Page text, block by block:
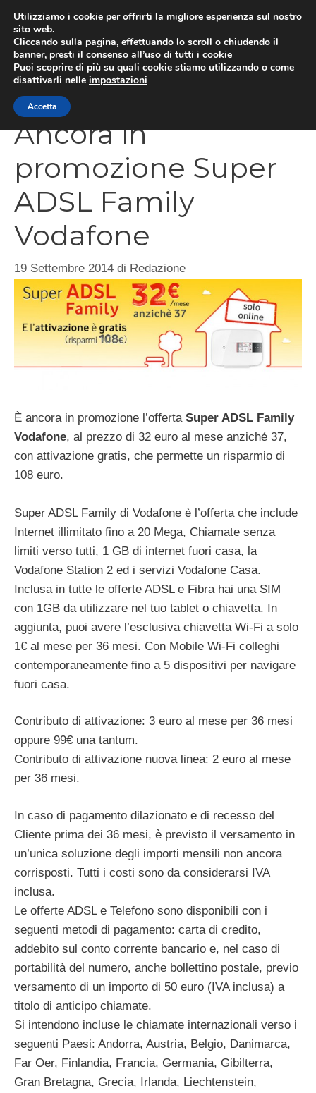
contenuto
Ancora in
promozione Super
ADSL Family
Vodafone
19 Settembre 2014 di Redazione
È ancora in promozione l’offerta Super ADSL Family
Vodafone, al prezzo di 32 euro al mese anziché 37,
con attivazione gratis, che permette un risparmio di
108 euro.
Super ADSL Family di Vodafone è l’offerta che include
Internet illimitato fino a 20 Mega, Chiamate senza
limiti verso tutti, 1 GB di internet fuori casa, la
Vodafone Station 2 ed i servizi Vodafone Casa.
Inclusa in tutte le offerte ADSL e Fibra hai una SIM
con 1GB da utilizzare nel tuo tablet o chiavetta. In
aggiunta, puoi avere l’esclusiva chiavetta Wi-Fi a solo
1€ al mese per 36 mesi. Con Mobile Wi-Fi colleghi
contemporaneamente fino a 5 dispositivi per navigare
fuori casa.
Contributo di attivazione: 3 euro al mese per 36 mesi
oppure 99€ una tantum.
Contributo di attivazione nuova linea: 2 euro al mese
per 36 mesi.
In caso di pagamento dilazionato e di recesso del
Cliente prima dei 36 mesi, è previsto il versamento in
un’unica soluzione degli importi mensili non ancora
corrisposti. Tutti i costi sono da considerarsi IVA
inclusa.
Le offerte ADSL e Telefono sono disponibili con i
seguenti metodi di pagamento: carta di credito,
addebito sul conto corrente bancario e, nel caso di
portabilità del numero, anche bollettino postale, previo
versamento di un importo di 50 euro (IVA inclusa) a
titolo di anticipo chiamate.
Si intendono incluse le chiamate internazionali verso i
seguenti Paesi: Andorra, Austria, Belgio, Danimarca,
Far Oer, Finlandia, Francia, Germania, Gibilterra,
Gran Bretagna, Grecia, Irlanda, Liechtenstein,
Utilizziamo i cookie per offrirti la migliore esperienza sul nostro
sito web.
Cliccando sulla pagina, effettuando lo scroll o chiudendo il
banner, presti il consenso all’uso di tutti i cookie
Puoi scoprire di più su quali cookie stiamo utilizzando o come
disattivarli nelle impostazioni
Accetta